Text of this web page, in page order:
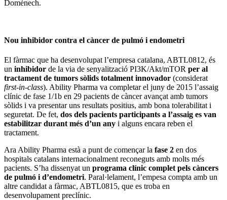
Domènech.
Nou inhibidor contra el càncer de pulmó i endometri
El fàrmac que ha desenvolupat l’empresa catalana, ABTL0812, és
un inhibidor de la via de senyalització PI3K/Akt/mTOR per al
tractament de tumors sòlids totalment innovador (considerat
first-in-class). Ability Pharma va completar el juny de 2015 l’assaig
clínic de fase 1/1b en 29 pacients de càncer avançat amb tumors
sòlids i va presentar uns resultats positius, amb bona tolerabilitat i
seguretat. De fet, dos dels pacients participants a l’assaig es van
estabilitzar durant més d’un any i alguns encara reben el
tractament.
Ara Ability Pharma està a punt de començar la fase 2 en dos
hospitals catalans internacionalment reconeguts amb molts més
pacients. S’ha dissenyat un programa clínic complet pels càncers
de pulmó i d’endometri. Paral·lelament, l’empesa compta amb un
altre candidat a fàrmac, ABTL0815, que es troba en
desenvolupament preclínic.